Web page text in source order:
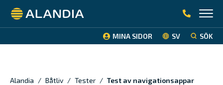
Alandia
MINA SIDOR SV SÖK
Alandia / Båtliv / Tester / Test av navigationsappar